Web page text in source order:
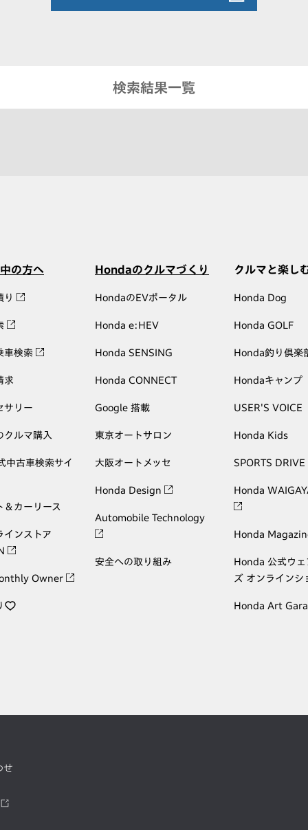
検索結果一覧
の方へ
り
車検索
求
サリー
クルマ購入
中古車検索サイ
＆カーリース
インストア
Owner
Hondaのクルマづくり
HondaのEVポータル
Honda e:HEV
Honda SENSING
Honda CONNECT
Google 搭載
東京オートサロン
大阪オートメッセ
Honda Design
Automobile Technology
安全への取り組み
クルマと楽し
Honda Dog
Honda GOLF
Honda釣り倶楽
Hondaキャンプ
USER'S VOICE
Honda Kids
SPORTS DRIVE
Honda
Honda
Honda 公式ウェ
ズ オンラインシ
Honda Art
せ